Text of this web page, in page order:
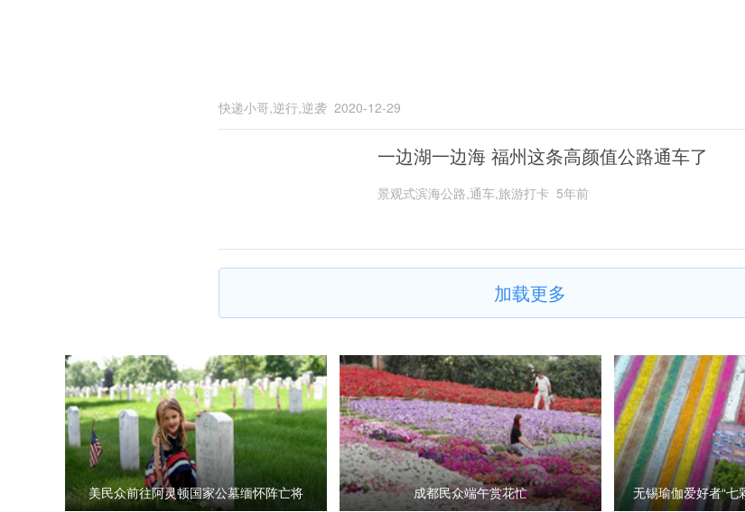
快递小哥,逆行,逆袭 2020-12-29
一边湖一边海 福州这条高颜值公路通车了
景观式滨海公路,通车,旅游打卡 5年前
加载更多
美民众前往阿灵顿国家公墓缅怀阵亡将
成都民众端午赏花忙
无锡瑜伽爱好者“七